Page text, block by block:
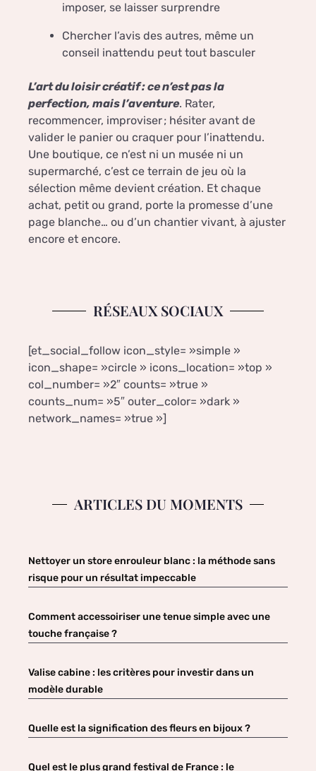
imposer, se laisser surprendre
Chercher l’avis des autres, même un
conseil inattendu peut tout basculer
L’art du loisir créatif : ce n’est pas la
perfection, mais l’aventure. Rater,
recommencer, improviser ; hésiter avant de
valider le panier ou craquer pour l’inattendu.
Une boutique, ce n’est ni un musée ni un
supermarché, c’est ce terrain de jeu où la
sélection même devient création. Et chaque
achat, petit ou grand, porte la promesse d’une
page blanche… ou d’un chantier vivant, à ajuster
encore et encore.
RÉSEAUX SOCIAUX
[et_social_follow icon_style= »simple »
icon_shape= »circle » icons_location= »top »
col_number= »2″ counts= »true »
counts_num= »5″ outer_color= »dark »
network_names= »true »]
ARTICLES DU MOMENTS
Nettoyer un store enrouleur blanc : la méthode sans
risque pour un résultat impeccable
Comment accessoiriser une tenue simple avec une
touche française ?
Valise cabine : les critères pour investir dans un
modèle durable
Quelle est la signification des fleurs en bijoux ?
Quel est le plus grand festival de France : le